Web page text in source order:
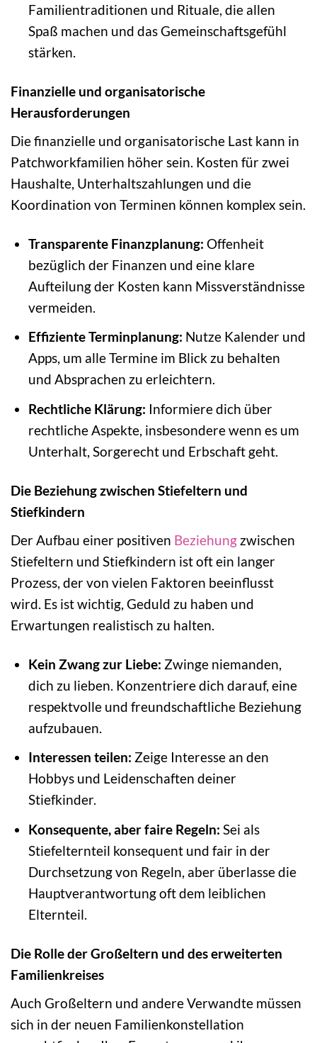
Familientraditionen und Rituale, die allen
Spaß machen und das Gemeinschaftsgefühl
stärken.
Finanzielle und organisatorische
Herausforderungen
Die finanzielle und organisatorische Last kann in
Patchworkfamilien höher sein. Kosten für zwei
Haushalte, Unterhaltszahlungen und die
Koordination von Terminen können komplex sein.
Transparente Finanzplanung: Offenheit
bezüglich der Finanzen und eine klare
Aufteilung der Kosten kann Missverständnisse
vermeiden.
Effiziente Terminplanung: Nutze Kalender und
Apps, um alle Termine im Blick zu behalten
und Absprachen zu erleichtern.
Rechtliche Klärung: Informiere dich über
rechtliche Aspekte, insbesondere wenn es um
Unterhalt, Sorgerecht und Erbschaft geht.
Die Beziehung zwischen Stiefeltern und
Stiefkindern
Der Aufbau einer positiven Beziehung zwischen
Stiefeltern und Stiefkindern ist oft ein langer
Prozess, der von vielen Faktoren beeinflusst
wird. Es ist wichtig, Geduld zu haben und
Erwartungen realistisch zu halten.
Kein Zwang zur Liebe: Zwinge niemanden,
dich zu lieben. Konzentriere dich darauf, eine
respektvolle und freundschaftliche Beziehung
aufzubauen.
Interessen teilen: Zeige Interesse an den
Hobbys und Leidenschaften deiner
Stiefkinder.
Konsequente, aber faire Regeln: Sei als
Stiefelternteil konsequent und fair in der
Durchsetzung von Regeln, aber überlasse die
Hauptverantwortung oft dem leiblichen
Elternteil.
Die Rolle der Großeltern und des erweiterten
Familienkreises
Auch Großeltern und andere Verwandte müssen
sich in der neuen Familienkonstellation